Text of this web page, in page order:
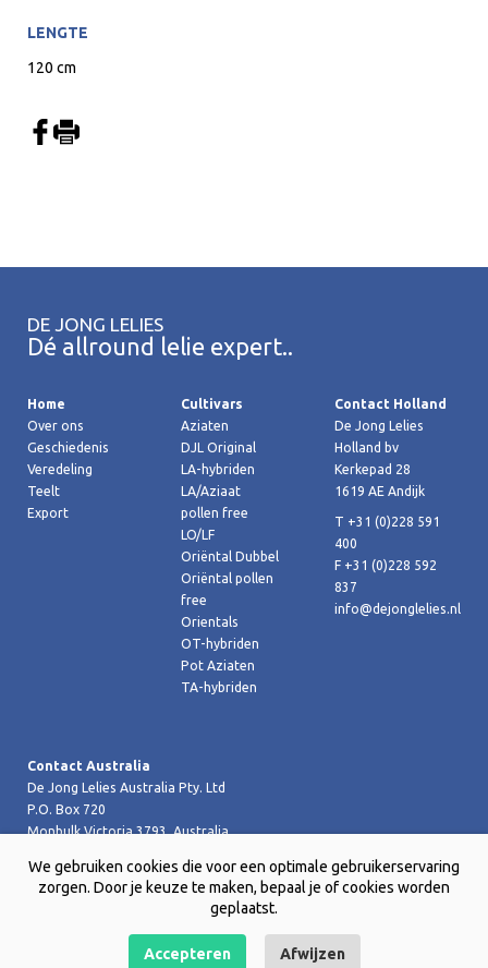
LENGTE
120 cm
DE JONG LELIES
Dé allround lelie expert..
Home
Over ons
Geschiedenis
Veredeling
Teelt
Export
Cultivars
Aziaten
DJL Original
LA-hybriden
LA/Aziaat
pollen free
LO/LF
Oriëntal Dubbel
Oriëntal pollen
free
Orientals
OT-hybriden
Pot Aziaten
TA-hybriden
Contact Holland
De Jong Lelies
Holland bv
Kerkepad 28
1619 AE Andijk
T +31 (0)228 591
400
F +31 (0)228 592
837
info@dejonglelies.nl
Contact Australia
De Jong Lelies Australia Pty. Ltd
P.O. Box 720
Monbulk Victoria 3793, Australia
T +61 (0)359 619 188
F +61 (0)359 619 199 joost@dejongleliesaustralia.com.au
Copyright © 2026 De Jong Lelies Holland bv |Website door Creative
We gebruiken cookies die voor een optimale gebruikerservaring
zorgen. Door je keuze te maken, bepaal je of cookies worden
geplaatst.
Accepteren Afwijzen